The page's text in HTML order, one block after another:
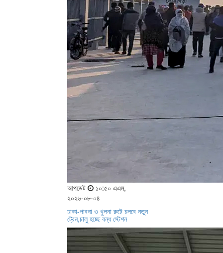
আপডেট
১০:৫০ এএম,
২০২৬-০৮-০৪
ঢাকা-পাবনা ও খুলনা রুটে চলবে নতুন
ট্রেন,চালু হচ্ছে বন্ধ স্টেশন